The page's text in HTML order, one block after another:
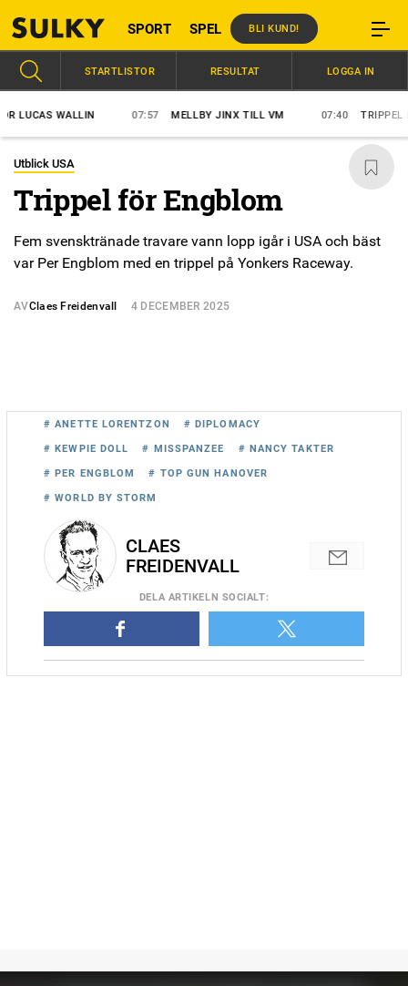
SPORT SPEL BLI KUND!
WALLIN 07:57 MELLBY JINX TILL VM 07:40 TRIPPEL FÖR
STARTLISTOR RESULTAT LOGGA IN
Utblick USA
Trippel för Engblom
Fem svensktränade travare vann lopp igår i USA och bäst
var Per Engblom med en trippel på Yonkers Raceway.
AVClaes Freidenvall 4 DECEMBER 2025
Per Engblom tog en trippel som tränare igår på Yonkers Raceway.
# ANETTE LORENTZON # DIPLOMACY
# KEWPIE DOLL # MISSPANZEE # NANCY TAKTER
# PER ENGBLOM # TOP GUN HANOVER
# WORLD BY STORM
CLAES
FREIDENVALL
DELA ARTIKELN SOCIALT: